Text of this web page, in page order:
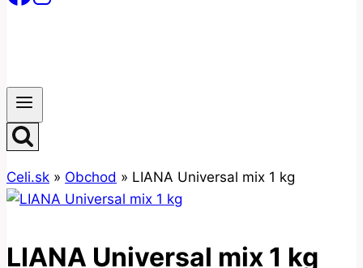
Celi.sk » Obchod » LIANA Universal mix 1 kg
LIANA Universal mix 1 kg